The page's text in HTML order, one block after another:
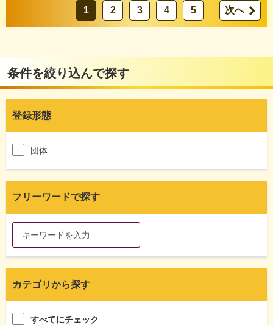
1 2 3 4 5 次へ
条件を絞り込んで探す
登録形態
団体
フリーワードで探す
カテゴリから探す
すべてにチェック